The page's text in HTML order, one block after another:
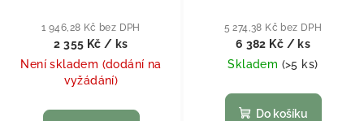
1 946,28 Kč bez DPH
2 355 Kč / ks
Není skladem (dodání na
vyžádání)
5 274,38 Kč bez DPH
6 382 Kč / ks
Skladem (>5 ks)
Do košíku